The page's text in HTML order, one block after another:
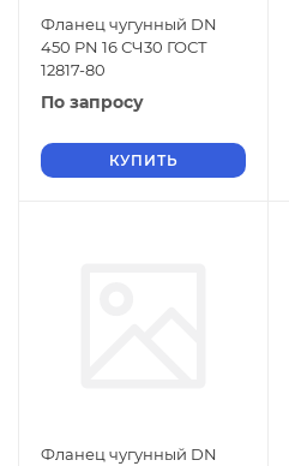
Фланец чугунный DN
450 PN 16 СЧ30 ГОСТ
12817-80
По запросу
КУПИТЬ
Фланец чугунный DN